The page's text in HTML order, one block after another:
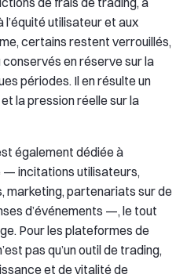
l’équité utilisateur et aux
certains restent verrouillés,
en réserve sur la
périodes. Il en résulte un
la pression réelle sur la
également dédiée à
— incitations utilisateurs,
marketing, partenariats sur de
d’événements —, le tout
Pour les plateformes de
pas qu’un outil de trading,
et de vitalité de